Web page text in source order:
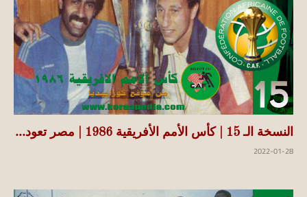
النسخة الـ 15 | كأس الأمم الأفريقية 1986 | مصر تعود...
2022-01-28